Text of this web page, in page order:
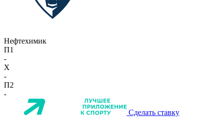
Нефтехимик
П1
-
X
-
П2
-
Сделать ставку